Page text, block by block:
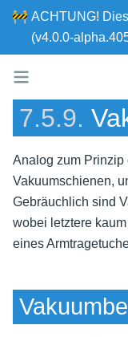
🚧 ACHTUNG!
(v4.0.0-
7.5.9.
Analog zum Prinzip
Vakuumschienen,
Gebräuchlich sind
wobei letztere
eines